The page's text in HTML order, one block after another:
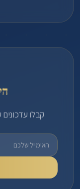
קבלו עדכונים
כתובת אימייל